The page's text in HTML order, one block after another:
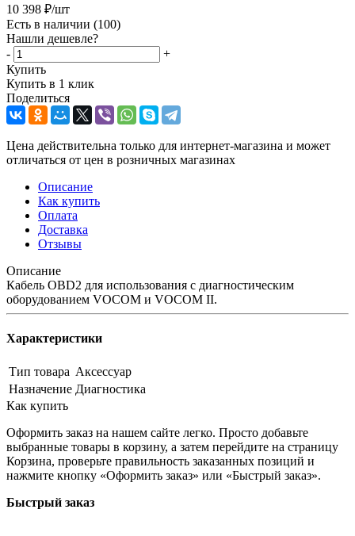
10 398 ₽/шт
Есть в наличии (100)
Нашли дешевле?
-
+
Купить
Купить в 1 клик
Поделиться
Цена действительна только для интернет-магазина и может
отличаться от цен в розничных магазинах
Описание
Как купить
Оплата
Доставка
Отзывы
Описание
Кабель OBD2 для использования с диагностическим
оборудованием VOCOM и VOCOM II.
Характеристики
Тип товара Аксессуар
Назначение Диагностика
Как купить
Оформить заказ на нашем сайте легко. Просто добавьте
выбранные товары в корзину, а затем перейдите на страницу
Корзина, проверьте правильность заказанных позиций и
нажмите кнопку «Оформить заказ» или «Быстрый заказ».
Быстрый заказ